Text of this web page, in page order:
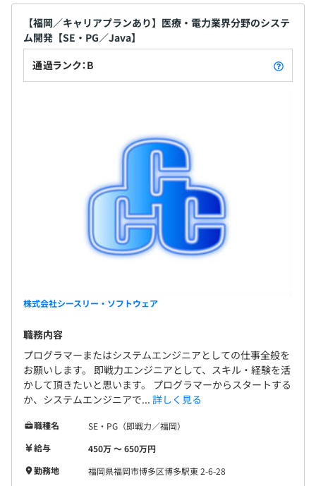
【福岡／キャリアプランあり】医療・電力業界分野のシステ
ム開発【SE・PG／Java】
通過ランク：B
株式会社シースリー・ソフトウェア
職務内容
プログラマーまたはシステムエンジニアとしての仕事全般を
お願いします。 即戦力エンジニアとして、スキル・経験を活
かして頂きたいと思います。 プログラマーからスタートする
か、システムエンジニアで... 詳しく見る
職種名
SE・PG（即戦力／福岡）
給与
450万 〜 650万円
勤務地
福岡県福岡市博多区博多駅東 2-6-28